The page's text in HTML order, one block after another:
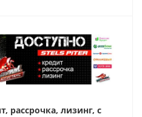
рассрочка, лизинг, с